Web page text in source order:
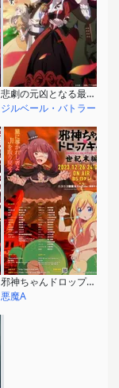
悲劇の元凶となる最強外道ラスボス女王は民の為に尽くします。
ジルベール・バトラー
邪神ちゃんドロップキック【世紀末編】
悪魔A